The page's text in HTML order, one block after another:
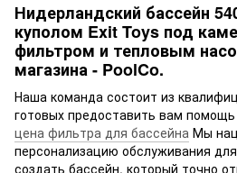
Нидерландский бассейн
куполом Exit Toys под
фильтром и тепловым
магазина - PoolCo.
Наша команда состоит из
готовых предоставить вам помощь
цена фильтра для бассейна Мы
персонализацию обслуживания
создать бассейн, который точно